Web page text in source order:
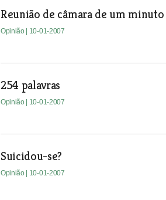
Reunião de câmara de um minuto
Opinião | 10-01-2007
254 palavras
Opinião | 10-01-2007
Suicidou-se?
Opinião | 10-01-2007